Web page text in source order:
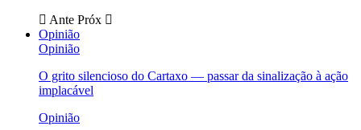
Ante Próx
Opinião
Opinião
O grito silencioso do Cartaxo — passar da sinalização à ação
implacável
Opinião